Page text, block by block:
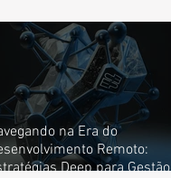
na Era do
Remoto:
Deep para Gestão